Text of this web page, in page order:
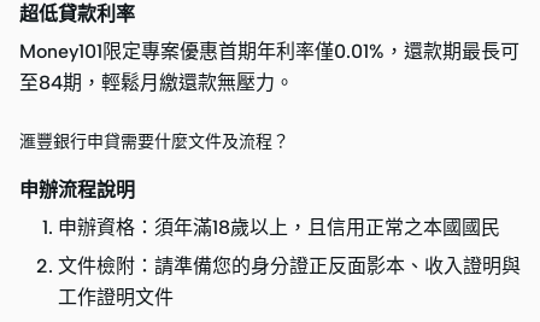
超低貸款利率
Money101限定專案優惠首期年利率僅0.01%，還款期最長可
至84期，輕鬆月繳還款無壓力。
滙豐銀行申貸需要什麼文件及流程？
申辦流程說明
申辦資格：須年滿18歲以上，且信用正常之本國國民
文件檢附：請準備您的身分證正反面影本、收入證明與
工作證明文件